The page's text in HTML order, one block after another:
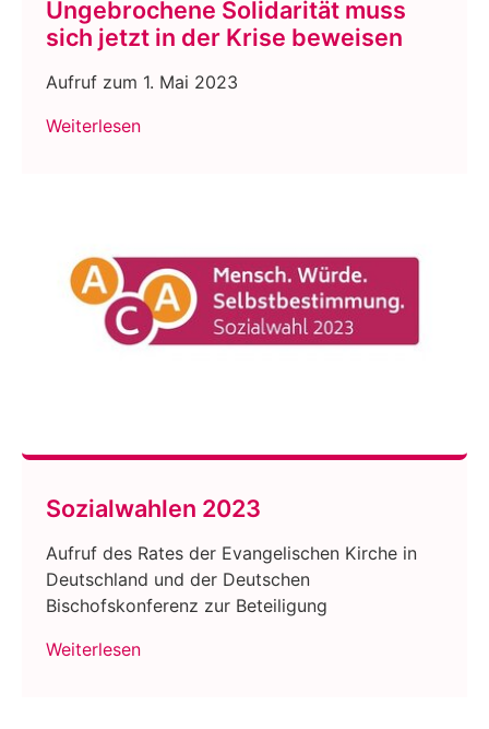
Ungebrochene Solidarität muss
sich jetzt in der Krise beweisen
Aufruf zum 1. Mai 2023
Weiterlesen
Sozialwahlen 2023
Aufruf des Rates der Evangelischen Kirche in
Deutschland und der Deutschen
Bischofskonferenz zur Beteiligung
Weiterlesen